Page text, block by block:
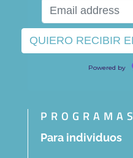
Powered by
PROGRAMAS
Para individuos